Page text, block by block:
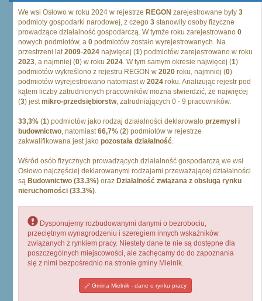
We wsi Osłowo w roku 2024 w rejestrze REGON zarejestrowane były 3
podmioty gospodarki narodowej, z czego 3 stanowiły osoby fizyczne
prowadzące działalność gospodarczą. W tymże roku zarejestrowano 0
nowych podmiotów, a 0 podmiotów zostało wyrejestrowanych. Na
przestrzeni lat2009-2024 najwięcej (1) podmiotów zarejestrowano w roku
2023, a najmniej (0) w roku 2024. W tym samym okresie najwięcej (1)
podmiotów wykreślono z rejestru REGON w 2020 roku, najmniej (0)
podmiotów wyrejestrowano natomiast w 2024 roku. Analizując rejestr pod
kątem liczby zatrudnionych pracowników można stwierdzić, że najwięcej
(3) jestmikro-przedsiębiorstw, zatrudniających 0 - 9 pracowników.
33,3% (1) podmiotów jako rodzaj działalności deklarowało przemysł i
budownictwo, natomiast66,7% (2) podmiotów w rejestrze
zakwalifikowana jest jako pozostała działalność.
Wśród osób fizycznych prowadzących działalność gospodarczą we wsi
Osłowo najczęściej deklarowanymi rodzajami przeważającej działalności
są Budownictwo (33.3%) oraz Działalność związana z obsługą rynku
nieruchomości (33.3%).
Dysponujemy rozbudowanymi danymi o bezrobociu,
przeciętnym wynagrodzeniu i szeregiem innych wskaźników
związanych z rynkiem pracy. Niestety dane te nie są dostępne dla
poszczególnych miejscowości, ale zachęcamy do do zapoznania
się z nimi bezpośrednio na stronie gminy Mielnik.
Gmina Mielnik - dane o rynku pracy